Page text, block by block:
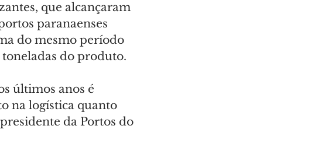
que alcançaram
paranaenses
do mesmo período
toneladas do produto.
últimos anos é
na logística quanto
da Portos do